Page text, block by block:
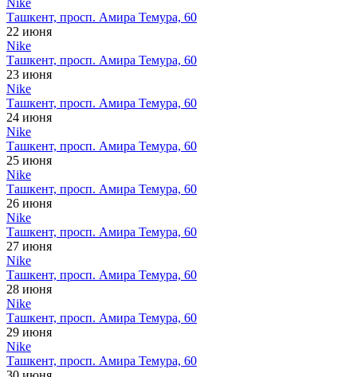
Nike
Ташкент, просп. Амира Темура, 60
22 июня
Nike
Ташкент, просп. Амира Темура, 60
23 июня
Nike
Ташкент, просп. Амира Темура, 60
24 июня
Nike
Ташкент, просп. Амира Темура, 60
25 июня
Nike
Ташкент, просп. Амира Темура, 60
26 июня
Nike
Ташкент, просп. Амира Темура, 60
27 июня
Nike
Ташкент, просп. Амира Темура, 60
28 июня
Nike
Ташкент, просп. Амира Темура, 60
29 июня
Nike
Ташкент, просп. Амира Темура, 60